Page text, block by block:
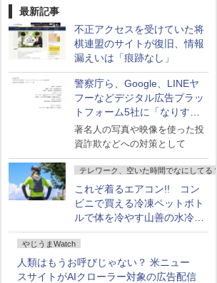
最新記事
不正アクセスを受けていた将
棋連盟のサイトが復旧、情報
漏えいは「痕跡なし」
警察庁ら、Google、LINEヤ
フーなどデジタル広告プラッ
トフォーム5社に「なりすま
し詐欺広告」対策強化を要請
著名人の写真や映像を使った投
資詐欺などへの対策として
テレワーク、空いた時間でなにしてる？
これぞ着るエアコン!! コン
ビニで買える冷凍ペットボト
ルで体を冷やす山善の水冷ベ
ストがロードバイクにちょう
どいい【ぼっち・ざ・ろー
ど！その14】
やじうまWatch
人類はもうお呼びじゃない？ 米ニュー
スサイトがAIクローラー対象の広告配信